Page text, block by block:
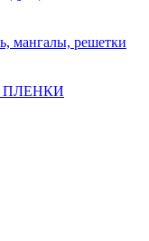
мангалы, решетки